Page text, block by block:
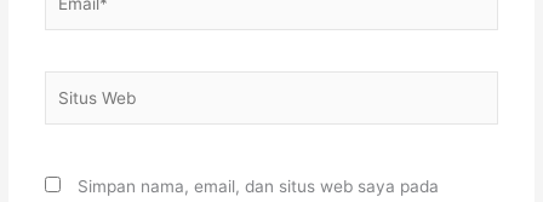
Web
Simpan nama, email, dan situs web saya pada